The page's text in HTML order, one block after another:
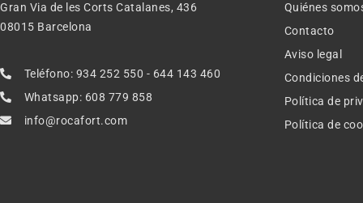
Gran Via de les Corts Catalanes, 436
08015 Barcelona
Teléfono: 934 252 550 - 644 143 460
Whatsapp: 608 779 858
info@rocafort.com
Quiénes
Contacto
Aviso legal
Condiciones
Política de
Política de